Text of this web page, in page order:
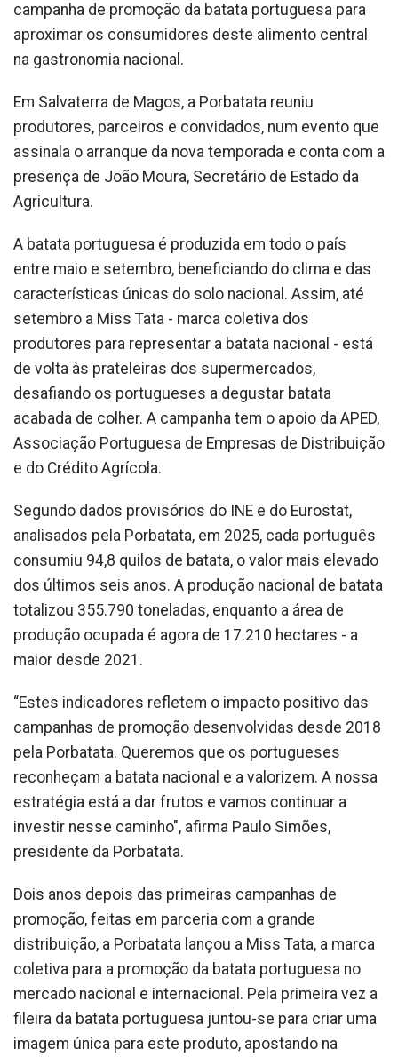
campanha de promoção da batata portuguesa para
aproximar os consumidores deste alimento central
na gastronomia nacional.
Em Salvaterra de Magos, a Porbatata reuniu
produtores, parceiros e convidados, num evento que
assinala o arranque da nova temporada e conta com a
presença de João Moura, Secretário de Estado da
Agricultura.
A batata portuguesa é produzida em todo o país
entre maio e setembro, beneficiando do clima e das
características únicas do solo nacional. Assim, até
setembro a Miss Tata - marca coletiva dos
produtores para representar a batata nacional - está
de volta às prateleiras dos supermercados,
desafiando os portugueses a degustar batata
acabada de colher. A campanha tem o apoio da APED,
Associação Portuguesa de Empresas de Distribuição
e do Crédito Agrícola.
Segundo dados provisórios do INE e do Eurostat,
analisados pela Porbatata, em 2025, cada português
consumiu 94,8 quilos de batata, o valor mais elevado
dos últimos seis anos. A produção nacional de batata
totalizou 355.790 toneladas, enquanto a área de
produção ocupada é agora de 17.210 hectares - a
maior desde 2021.
“Estes indicadores refletem o impacto positivo das
campanhas de promoção desenvolvidas desde 2018
pela Porbatata. Queremos que os portugueses
reconheçam a batata nacional e a valorizem. A nossa
estratégia está a dar frutos e vamos continuar a
investir nesse caminho", afirma Paulo Simões,
presidente da Porbatata.
Dois anos depois das primeiras campanhas de
promoção, feitas em parceria com a grande
distribuição, a Porbatata lançou a Miss Tata, a marca
coletiva para a promoção da batata portuguesa no
mercado nacional e internacional. Pela primeira vez a
fileira da batata portuguesa juntou-se para criar uma
imagem única para este produto, apostando na